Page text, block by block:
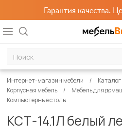
Гарантия качества.
Интернет-магазин мебели
Корпусная мебель
Мебель для
Компьютерные столы
КСТ-14.1Л белый